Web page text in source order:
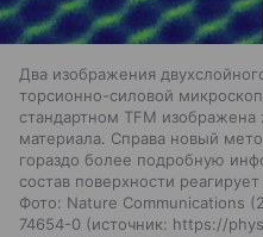
Два изображения
торсионно-силовой
стандартном TFM изображена
материала. Справа новый
гораздо более подробную
состав поверхности
Фото: Nature Communications
74654-0
источник: https://